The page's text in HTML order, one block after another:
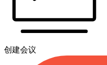
创建会议